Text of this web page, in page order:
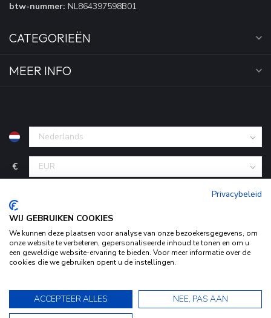
btw-nummer: NL864397598B01
CATEGORIEËN
MEER INFO
€
Begingoed.nl design
gebruik van cookies om onze website te verbeteren.
Dit bericht verbergen
9.5
Privacybeleid
WIJ GEBRUIKEN COOKIES
We kunnen deze plaatsen voor analyse van onze bezoekersgegevens, om
onze website te verbeteren, gepersonaliseerde inhoud te tonen en om u
een geweldige website-ervaring te bieden. Voor meer informatie over de
cookies die we gebruiken opent u de instellingen.
ACCEPTEER ALLES
NEE, PAS AAN